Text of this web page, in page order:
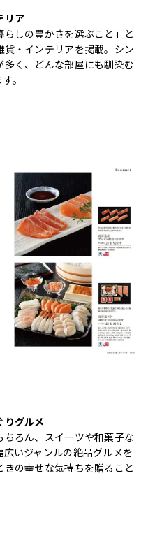
リア
らしの豊かさを選ぶこと」と
・インテリアを掲載。シン
く、どんな部屋にも馴染む
。
りグルメ
ろん、スイーツや和菓子な
いジャンルの絶品グルメを
の幸せな気持ちを贈ること